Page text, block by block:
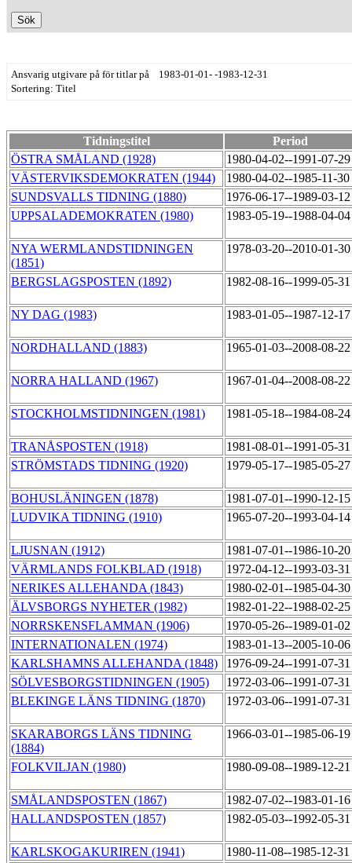
Ansvarig utgivare på för titlar på 1983-01-01- -1983-12-31
Sortering: Titel
Tidningstitel
Period
ÖSTRA SMÅLAND (1928)
1980-04-02--1991-07-
VÄSTERVIKSDEMOKRATEN (1944)
1980-04-02--1985-11-30
SUNDSVALLS TIDNING (1880)
1976-06-17--1989-03-
UPPSALADEMOKRATEN (1980)
1983-05-19--1988-04-
NYA WERMLANDSTIDNINGEN
(1851)
1978-03-20--2010-01-
BERGSLAGSPOSTEN (1892) 1982-08-16--1999-05-
NY DAG (1983) 1983-01-05--1987-12-
NORDHALLAND (1883) 1965-01-03--2008-08-
NORRA HALLAND (1967) 1967-01-04--2008-08-
STOCKHOLMSTIDNINGEN (1981) 1981-05-18--1984-08-
TRANÅSPOSTEN (1918)
1981-08-01--1991-05-
STRÖMSTADS TIDNING (1920)
1979-05-17--1985-05-
BOHUSLÄNINGEN (1878)
1981-07-01--1990-12-
LUDVIKA TIDNING (1910)
1965-07-20--1993-04-
LJUSNAN (1912)
1981-07-01--1986-10-
VÄRMLANDS FOLKBLAD (1918)
1972-04-12--1993-03-
NERIKES ALLEHANDA (1843)
1980-02-01--1985-04-
ÄLVSBORGS NYHETER (1982)
1982-01-22--1988-02-
NORRSKENSFLAMMAN (1906)
1970-05-26--1989-01-
INTERNATIONALEN (1974)
1983-01-13--2005-10-
KARLSHAMNS ALLEHANDA (1848)
1976-09-24--1991-07-
SÖLVESBORGSTIDNINGEN (1905)
1972-03-06--1991-07-
BLEKINGE LÄNS TIDNING (1870)
1972-03-06--1991-07-
SKARABORGS LÄNS TIDNING
(1884)
1966-03-01--1985-06-
FOLKVILJAN (1980) 1980-09-08--1989-12-
SMÅLANDSPOSTEN (1867)
1982-07-02--1983-01-
HALLANDSPOSTEN (1857)
1982-05-03--1992-05-
KARLSKOGAKURIREN (1941)
1980-11-08--1985-12-31